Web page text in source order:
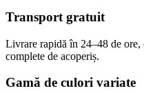
Transport gratuit
Livrare rapidă în 24–48 de ore,
complete de acoperiș.
Gamă de culori variate